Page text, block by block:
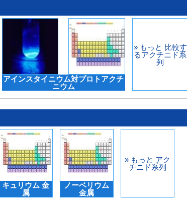
アインスタイニウム対プロトアクチ
ニウム
» もっと 比較す
るアクチニド系
列
キュリウム 金
属
ノーベリウム
金属
» もっと アク
チニド系列